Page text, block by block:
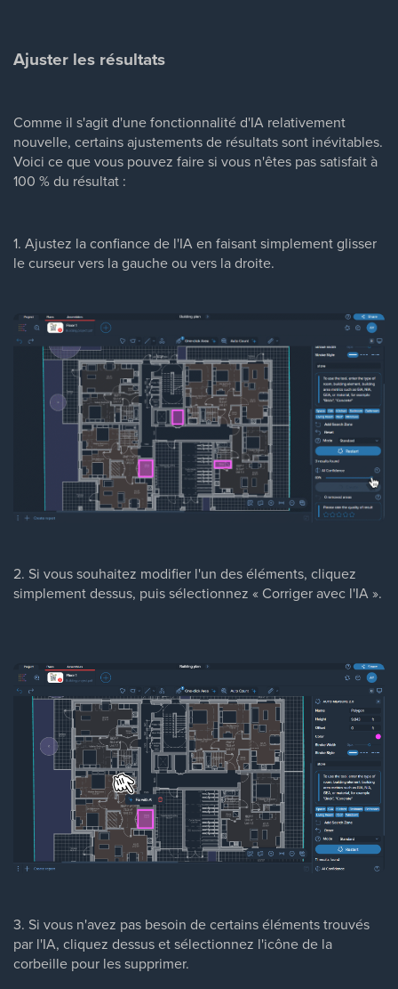
Ajuster les résultats
Comme il s'agit d'une fonctionnalité d'IA relativement
nouvelle, certains ajustements de résultats sont inévitables.
Voici ce que vous pouvez faire si vous n'êtes pas satisfait à
100 % du résultat :
1. Ajustez la confiance de l'IA en faisant simplement glisser
le curseur vers la gauche ou vers la droite.
2. Si vous souhaitez modifier l'un des éléments, cliquez
simplement dessus, puis sélectionnez « Corriger avec l'IA ».
3. Si vous n'avez pas besoin de certains éléments trouvés
par l'IA, cliquez dessus et sélectionnez l'icône de la
corbeille pour les supprimer.